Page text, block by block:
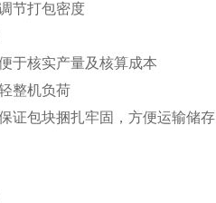
节打包密度
于核实产量及核算成本
整机负荷
证包块捆扎牢固，方便运输储存